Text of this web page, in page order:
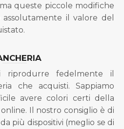
queste piccole modifiche
il valore del
riprodurre fedelmente il
che acquisti. Sappiamo
avere colori certi della
Il nostro consiglio è di
più dispositivi (meglio se di